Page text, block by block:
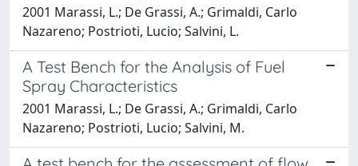
2001 Marassi, L.; De Grassi, A.; Grimaldi, Carlo
Nazareno; Postrioti, Lucio; Salvini, L.
A Test Bench for the Analysis of Fuel
Spray Characteristics
2001 Marassi, L.; De Grassi, A.; Grimaldi, Carlo
Nazareno; Postrioti, Lucio; Salvini, M.